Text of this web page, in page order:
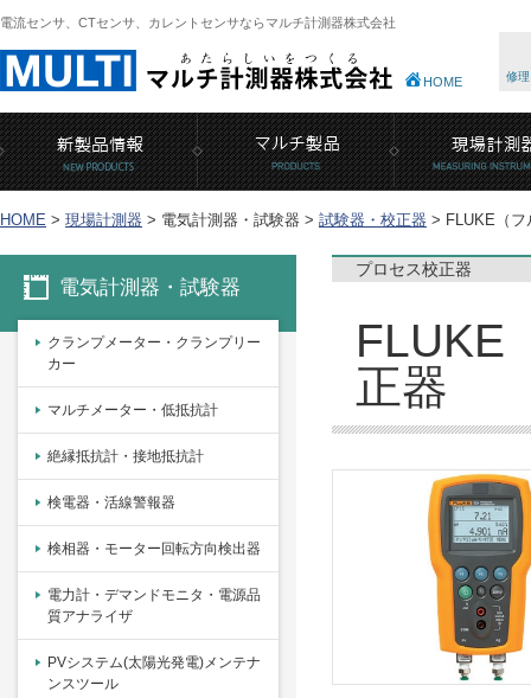
電流センサ、CTセンサ、カレントセンサならマルチ計測器株式会社
HOME 修
HOME > 現場計測器 > 電気計測器・試験器 > 試験器・校正器 > FLUKE（
電気計測器・試験器
クランプメーター・クランプリー
カー
マルチメーター・低抵抗計
絶縁抵抗計・接地抵抗計
検電器・活線警報器
検相器・モーター回転方向検出器
電力計・デマンドモニタ・電源品
質アナライザ
PVシステム(太陽光発電)メンテナ
ンスツール
プロセス校正器
FLUKE
正器